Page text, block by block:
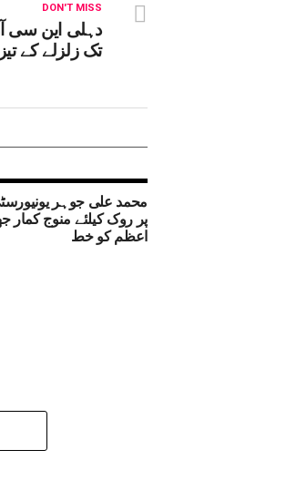
DON'T MISS
دہلی این سی
تک زلزلے کے
محمد علی جوہر
پر روک کیلئے منوج کمار
اعظم کو خط